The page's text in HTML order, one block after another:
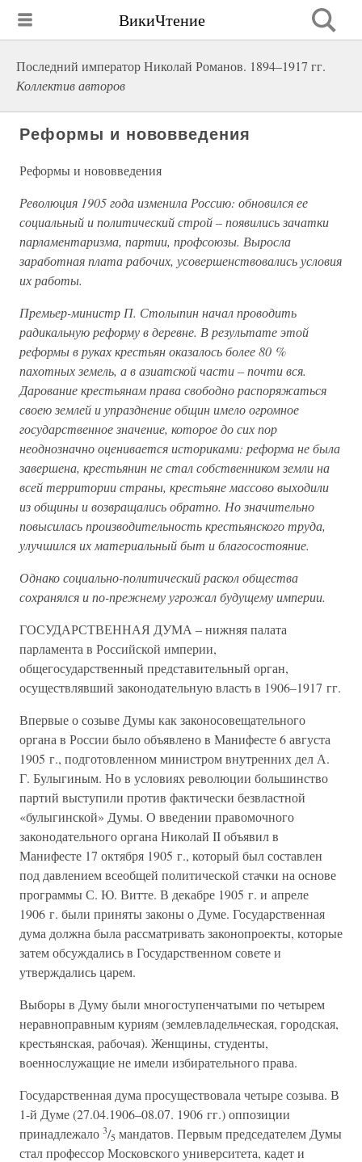
ВикиЧтение
Последний император Николай Романов. 1894–1917 гг.
Коллектив авторов
Реформы и нововведения
Реформы и нововведения
Революция 1905 года изменила Россию: обновился ее
социальный и политический строй – появились зачатки
парламентаризма, партии, профсоюзы. Выросла
заработная плата рабочих, усовершенствовались условия
их работы.
Премьер-министр П. Столыпин начал проводить
радикальную реформу в деревне. В результате этой
реформы в руках крестьян оказалось более 80 %
пахотных земель, а в азиатской части – почти вся.
Дарование крестьянам права свободно распоряжаться
своею землей и упразднение общин имело огромное
государственное значение, которое до сих пор
неоднозначно оценивается историками: реформа не была
завершена, крестьянин не стал собственником земли на
всей территории страны, крестьяне массово выходили
из общины и возвращались обратно. Но значительно
повысилась производительность крестьянского труда,
улучшился их материальный быт и благосостояние.
Однако социально-политический раскол общества
сохранялся и по-прежнему угрожал будущему империи.
ГОСУДАРСТВЕННАЯ ДУМА – нижняя палата
парламента в Российской империи,
общегосударственный представительный орган,
осуществлявший законодательную власть в 1906–1917 гг.
Впервые о созыве Думы как законосовещательного
органа в России было объявлено в Манифесте 6 августа
1905 г., подготовленном министром внутренних дел А.
Г. Булыгиным. Но в условиях революции большинство
партий выступили против фактически безвластной
«булыгинской» Думы. О введении правомочного
законодательного органа Николай II объявил в
Манифесте 17 октября 1905 г., который был составлен
под давлением всеобщей политической стачки на основе
программы С. Ю. Витте. В декабре 1905 г. и апреле
1906 г. были приняты законы о Думе. Государственная
дума должна была рассматривать законопроекты, которые
затем обсуждались в Государственном совете и
утверждались царем.
Выборы в Думу были многоступенчатыми по четырем
неравноправным куриям (землевладельческая, городская,
крестьянская, рабочая). Женщины, студенты,
военнослужащие не имели избирательного права.
Государственная дума просуществовала четыре созыва. В
1-й Думе (27.04.1906–08.07. 1906 гг.) оппозиции
принадлежало 3/5 мандатов. Первым председателем Думы
стал профессор Московского университета, кадет и